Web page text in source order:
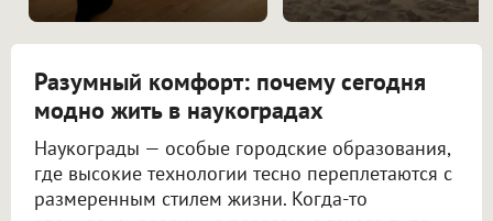
Разумный комфорт: почему сегодня
модно жить в наукоградах
Наукограды — особые городские образования,
где высокие технологии тесно переплетаются с
размеренным стилем жизни. Когда-то